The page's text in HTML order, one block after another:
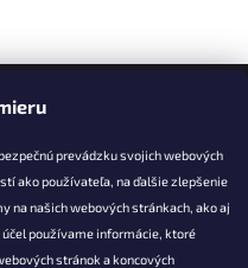
prevádzku svojich webových
ako používateľa, na ďalšie zlepšenie
na našich webových stránkach, ako aj
používame informácie, ktoré
stránok a koncových